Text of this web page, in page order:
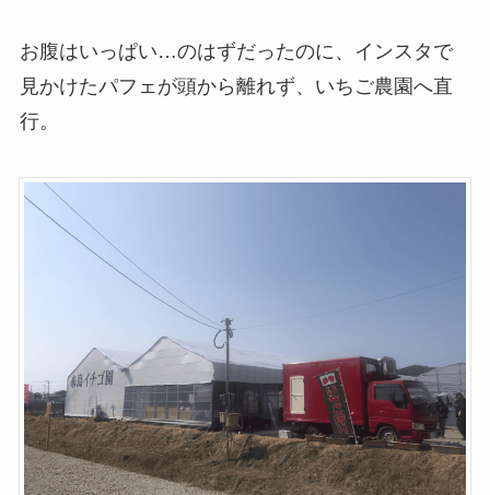
お腹はいっぱい…のはずだったのに、インスタで
見かけたパフェが頭から離れず、いちご農園へ直
行。